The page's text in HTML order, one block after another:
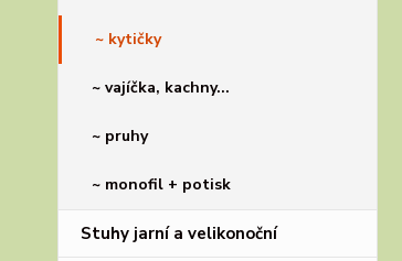
~ kytičky
~ vajíčka, kachny...
~ pruhy
~ monofil + potisk
Stuhy jarní a velikonoční